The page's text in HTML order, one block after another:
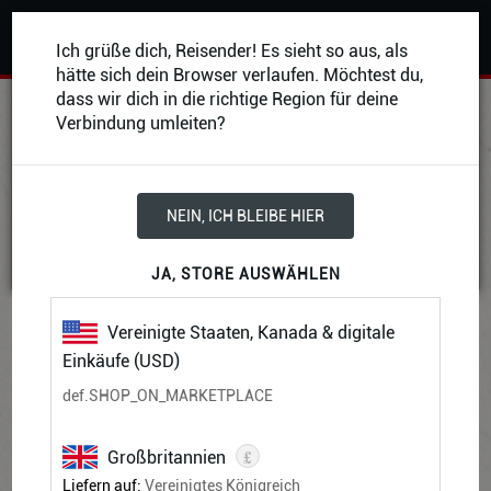
Nach Kategorie durchsuchen
REGELWERKE
Alles, was Spieler und Spielleiter brauchen, um
der Welt, heldenhafte Charaktere zu erschaffen
und legendäre Geschichten zu kreieren.
Ich grüße dich, Reisender! Es sieht so aus, als
hätte sich dein Browser verlaufen. Möchtest du,
dass wir dich in die richtige Region für deine
Verbindung umleiten?
NEIN, ICH BLEIBE HIER
JA, STORE AUSWÄHLEN
Vereinigte Staaten, Kanada & digitale
Einkäufe (USD)
def.SHOP_ON_MARKETPLACE
Großbritannien £
Liefern auf: Vereinigtes Königreich